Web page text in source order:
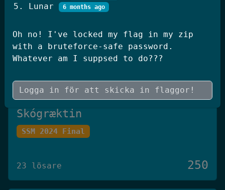
SSM 2026 Kval
Skógræktin
SSM 2024 Final
23 lösare 250
Oh no! I've locked my flag in my zip
with a bruteforce-safe password.
Whatever am I suppsed to do???
Lunar 6 months ago